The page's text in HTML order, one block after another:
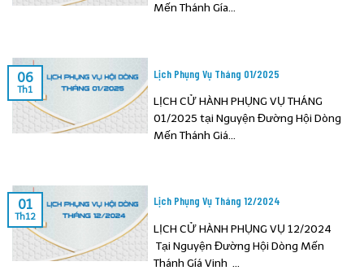
Mến Thánh Gía...
Lịch Phụng Vụ Tháng 01/2025
LỊCH CỬ HÀNH PHỤNG VỤ THÁNG
01/2025 tại Nguyện Đường Hội Dòng
Mến Thánh Giá...
06
Th1
Lịch Phụng Vụ Tháng 12/2024
LỊCH CỬ HÀNH PHỤNG VỤ 12/2024
Tại Nguyện Đường Hội Dòng Mến
Thánh Gíá Vinh ...
01
Th12